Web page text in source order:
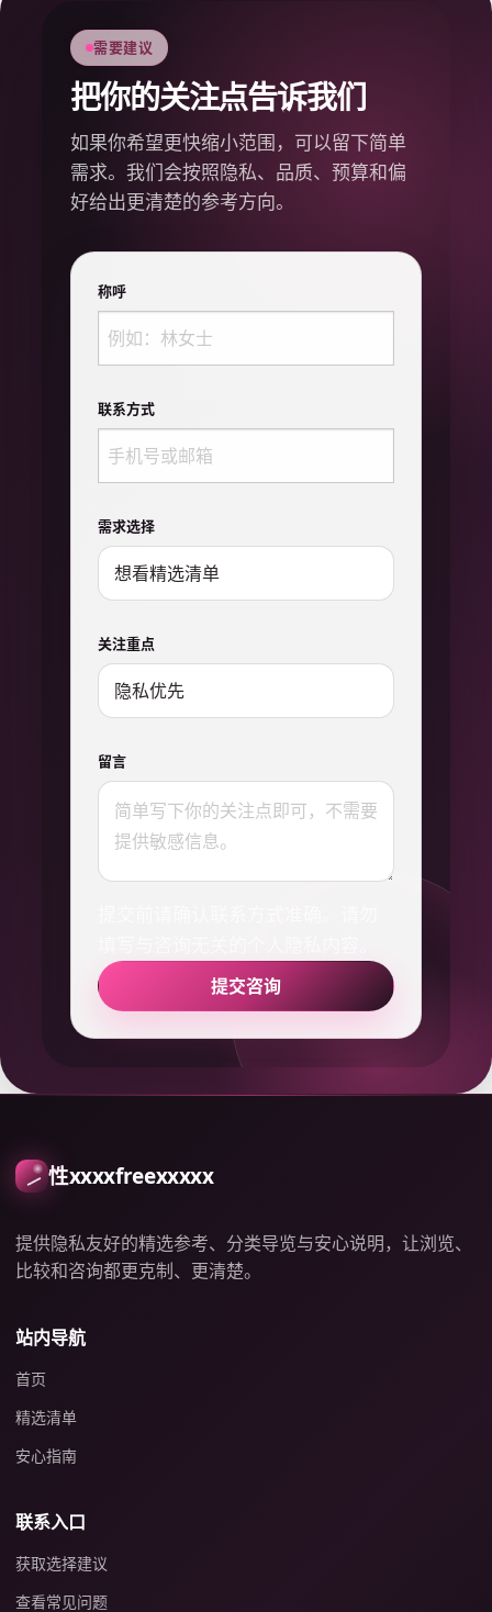
需要建议
把你的关注点告诉我们
如果你希望更快缩小范围，可以留下简单
需求。我们会按照隐私、品质、预算和偏
好给出更清楚的参考方向。
称呼
联系方式
需求选择
关注重点
留言
提交咨询
性xxxxfreexxxxx
提供隐私友好的精选参考、分类导览与安心说明，让浏览、
比较和咨询都更克制、更清楚。
站内导航
首页
精选清单
安心指南
联系入口
获取选择建议
查看常见问题